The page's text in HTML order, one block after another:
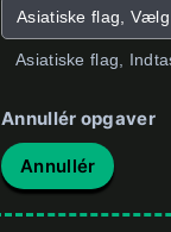
Asiatiske flag, Vælg
Asiatiske flag,
Annullér opgaver
Annullér